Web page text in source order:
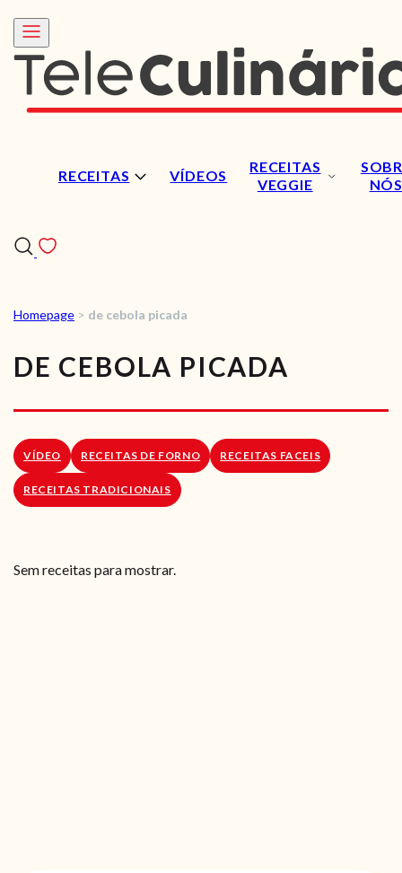
RECEITAS VÍDEOS
RECEITAS
VEGGIE
NÓS
RECEITAS
VÍDEOS
RECEITAS VEGGIE
SOBRE NÓS
LOJA ONLINE
Homepage > de cebola picada
DE CEBOLA PICADA
VÍDEO RECEITAS DE FORNO RECEITAS FACEIS
RECEITAS TRADICIONAIS
Sem receitas para mostrar.